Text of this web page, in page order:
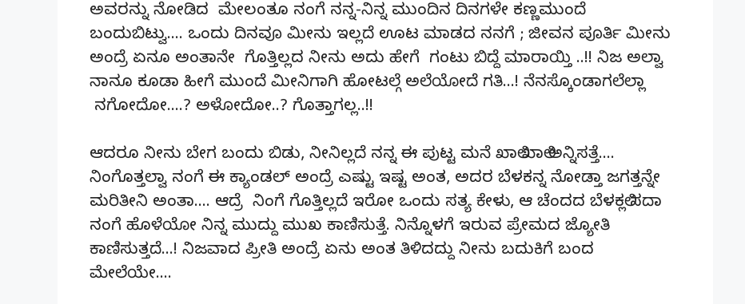
ಅವರನ್ನು ನೋಡಿದ ಮೇಲಂತೂ ನಂಗೆ ನನ್ನ-ನಿನ್ನ ಮುಂದಿನ ದಿನಗಳೇ ಕಣ್ಣಮುಂದೆ
ಬಂದುಬಿಟ್ವು…. ಒಂದು ದಿನವೂ ಮೀನು ಇಲ್ಲದೆ ಊಟ ಮಾಡದ ನನಗೆ ; ಜೀವನ ಪೂರ್ತಿ ಮೀನು
ಅಂದ್ರೆ ಏನೂ ಅಂತಾನೇ ಗೊತ್ತಿಲ್ಲದ ನೀನು ಅದು ಹೇಗೆ ಗಂಟು ಬಿದ್ದೆ ಮಾರಾಯ್ತಿ ..!! ನಿಜ ಅಲ್ವಾ
ನಾನೂ ಕೂಡಾ ಹೀಗೆ ಮುಂದೆ ಮೀನಿಗಾಗಿ ಹೋಟಲ್ಗೆ ಅಲೆಯೋದೆ ಗತಿ…! ನೆನಸ್ಕೊಂಡಾಗಲೆಲ್ಲಾ
ನಗೋದೋ….? ಅಳೋದೋ..? ಗೊತ್ತಾಗಲ್ಲ..!!
ಆದರೂ ನೀನು ಬೇಗ ಬಂದು ಬಿಡು, ನೀನಿಲ್ಲದೆ ನನ್ನ ಈ ಪುಟ್ಟ ಮನೆ ಖಾಲಿ ಖಾಲಿ ಅನ್ನಿಸತ್ತೆ….
ನಿಂಗೊತ್ತಲ್ವಾ ನಂಗೆ ಈ ಕ್ಯಾಂಡಲ್ ಅಂದ್ರೆ ಎಷ್ಟು ಇಷ್ಟ ಅಂತ, ಅದರ ಬೆಳಕನ್ನ ನೋಡ್ತಾ ಜಗತ್ತನ್ನೇ
ಮರಿತೀನಿ ಅಂತಾ…. ಆದ್ರೆ ನಿಂಗೆ ಗೊತ್ತಿಲ್ಲದೆ ಇರೋ ಒಂದು ಸತ್ಯ ಕೇಳು, ಆ ಚೆಂದದ ಬೆಳಕಲ್ಲಿ ಸದಾ
ನಂಗೆ ಹೊಳೆಯೋ ನಿನ್ನ ಮುದ್ದು ಮುಖ ಕಾಣಿಸುತ್ತೆ. ನಿನ್ನೊಳಗೆ ಇರುವ ಪ್ರೇಮದ ಜ್ಯೋತಿ
ಕಾಣಿಸುತ್ತದೆ…! ನಿಜವಾದ ಪ್ರೀತಿ ಅಂದ್ರೆ ಏನು ಅಂತ ತಿಳಿದದ್ದು ನೀನು ಬದುಕಿಗೆ ಬಂದ
ಮೇಲೆಯೇ….